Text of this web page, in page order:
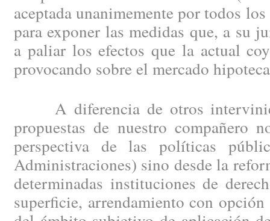
aceptada unanimemente por todos
para exponer las medidas que, a su
a paliar los efectos que la actual
provocando sobre el mercado
A diferencia de otros
propuestas de nuestro compañero
perspectiva de las políticas
Administraciones) sino desde la
determinadas instituciones de
superficie, arrendamiento con